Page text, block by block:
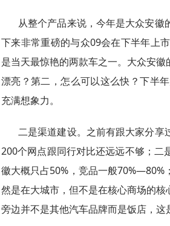
从整个产品来说，今年是大众安
下来非常重磅的与众09会在下半年上
是当天最惊艳的两款车之一。大众安
漂亮？第二，怎么可以这么快？下半
充满想象力。
二是渠道建设。之前有跟大家分享
200个网点跟同行对比还远远不够；
徽大概只占50%，竞品一般70%—80%
然是在大城市，但不是在核心商场的
旁边并不是其他汽车品牌而是饭店，这